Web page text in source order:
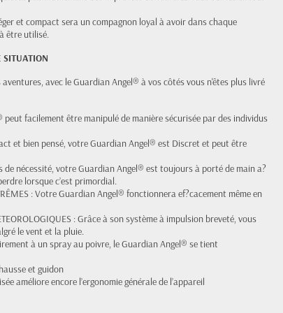
et compact sera un compagnon loyal à avoir dans chaque
être utilisé.
SITUATION
avec le Guardian Angel® à vos côtés vous n'êtes plus livré
peut facilement être manipulé de manière sécurisée par des individus
et bien pensé, votre Guardian Angel® est Discret et peut être
de nécessité, votre Guardian Angel® est toujours à porté de main a?
lorsque c’est primordial.
: Votre Guardian Angel® fonctionnera ef?cacement même en
: Grâce à son système à impulsion breveté, vous
le vent et la pluie.
à un spray au poivre, le Guardian Angel® se tient
et guidon
améliore encore l’ergonomie générale de l’appareil